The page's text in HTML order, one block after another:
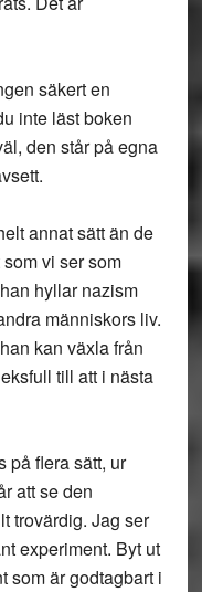
säkert en
inte läst boken
den står på egna
annat sätt än de
vi ser som
hyllar nazism
människors liv.
kan växla från
till att i nästa
på flera sätt, ur
att se den
trovärdig. Jag ser
experiment. Byt ut
som är godtagbart i